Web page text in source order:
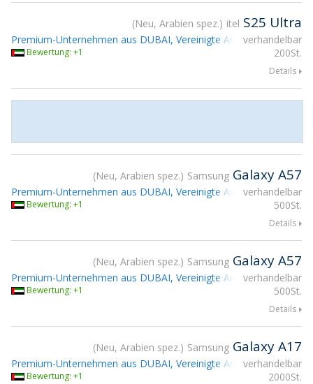
Neu, Arabien spez. itel S25 Ultra
verhandelbar
200St.
Premium-Unternehmen aus DUBAI, Vereinigte Arabische Emirate
Bewertung: +1
Details
Neu, Arabien spez. Samsung Galaxy A57
verhandelbar
500St.
Premium-Unternehmen aus DUBAI, Vereinigte Arabische Emirate
Bewertung: +1
Details
Neu, Arabien spez. Samsung Galaxy A57
verhandelbar
500St.
Premium-Unternehmen aus DUBAI, Vereinigte Arabische Emirate
Bewertung: +1
Details
Neu, Arabien spez. Samsung Galaxy A17
verhandelbar
2000St.
Premium-Unternehmen aus DUBAI, Vereinigte Arabische Emirate
Bewertung: +1